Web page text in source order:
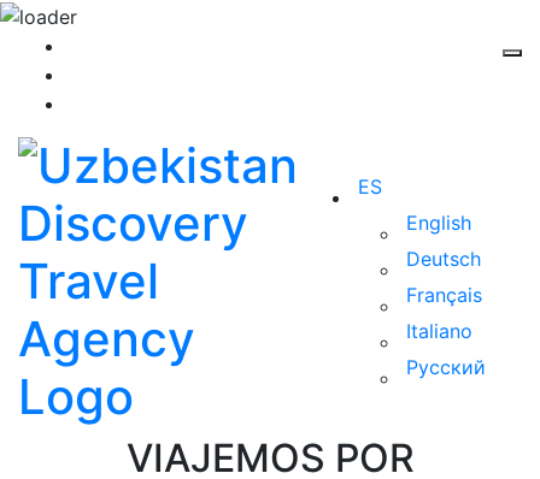
ES
English
Deutsch
Français
Italiano
Русский
VIAJEMOS POR